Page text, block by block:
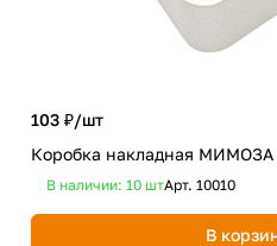
103 ₽/шт
Коробка накладная МИМОЗА
В наличии: 10 штАрт. 10010
В